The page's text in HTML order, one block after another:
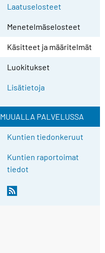
Laatuselosteet
Menetelmäselosteet
Käsitteet ja määritelmät
Luokitukset
Lisätietoja
MUUALLA PALVELUSSA
Kuntien tiedonkeruut
Kuntien raportoimat
tiedot